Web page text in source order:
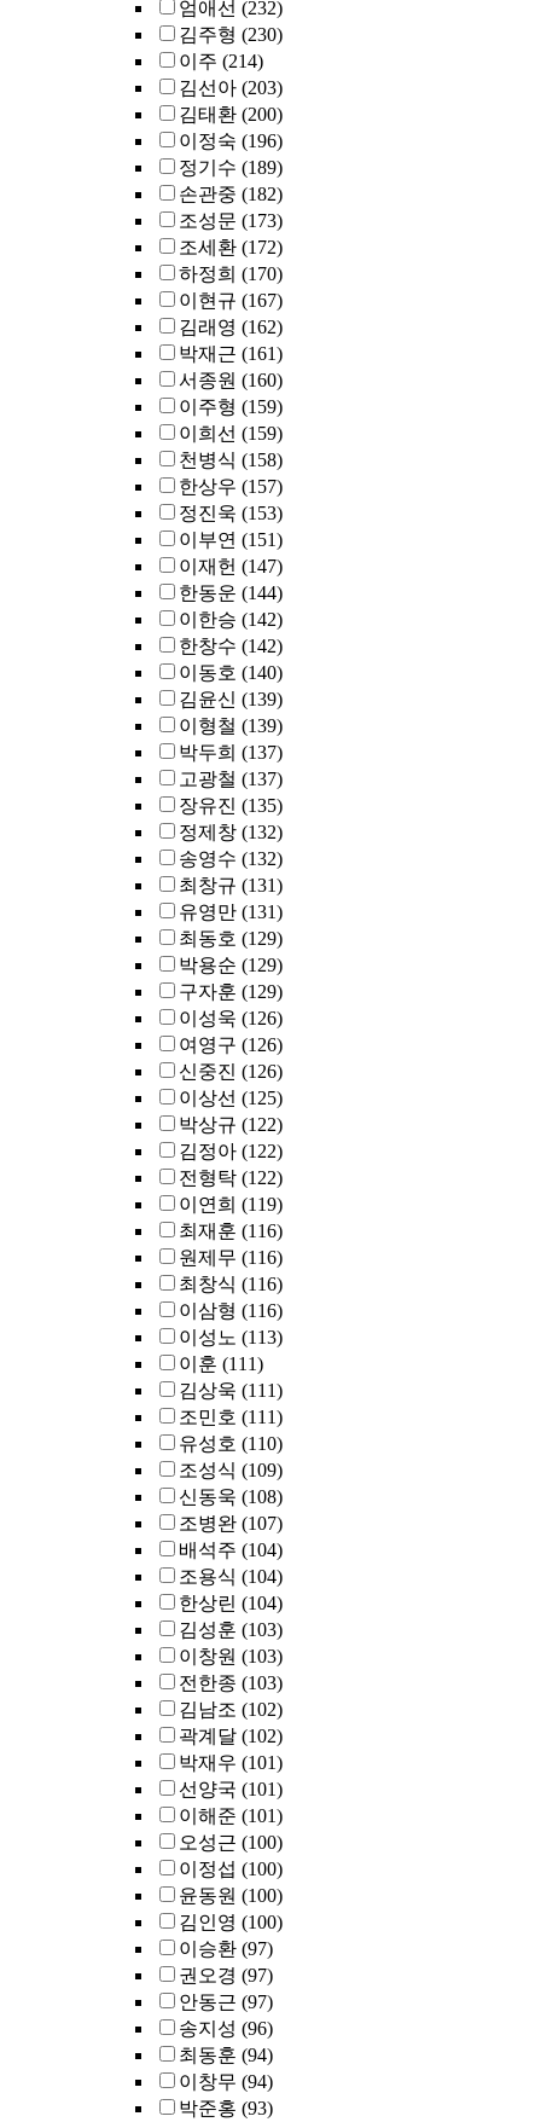
엄애선 (232)
김주형 (230)
이주 (214)
김선아 (203)
김태환 (200)
이정숙 (196)
정기수 (189)
손관중 (182)
조성문 (173)
조세환 (172)
하정희 (170)
이현규 (167)
김래영 (162)
박재근 (161)
서종원 (160)
이주형 (159)
이희선 (159)
천병식 (158)
한상우 (157)
정진욱 (153)
이부연 (151)
이재헌 (147)
한동운 (144)
이한승 (142)
한창수 (142)
이동호 (140)
김윤신 (139)
이형철 (139)
박두희 (137)
고광철 (137)
장유진 (135)
정제창 (132)
송영수 (132)
최창규 (131)
유영만 (131)
최동호 (129)
박용순 (129)
구자훈 (129)
이성욱 (126)
여영구 (126)
신중진 (126)
이상선 (125)
박상규 (122)
김정아 (122)
전형탁 (122)
이연희 (119)
최재훈 (116)
원제무 (116)
최창식 (116)
이삼형 (116)
이성노 (113)
이훈 (111)
김상욱 (111)
조민호 (111)
유성호 (110)
조성식 (109)
신동욱 (108)
조병완 (107)
배석주 (104)
조용식 (104)
한상린 (104)
김성훈 (103)
이창원 (103)
전한종 (103)
김남조 (102)
곽계달 (102)
박재우 (101)
선양국 (101)
이해준 (101)
오성근 (100)
이정섭 (100)
윤동원 (100)
김인영 (100)
이승환 (97)
권오경 (97)
안동근 (97)
송지성 (96)
최동훈 (94)
이창무 (94)
박준홍 (93)